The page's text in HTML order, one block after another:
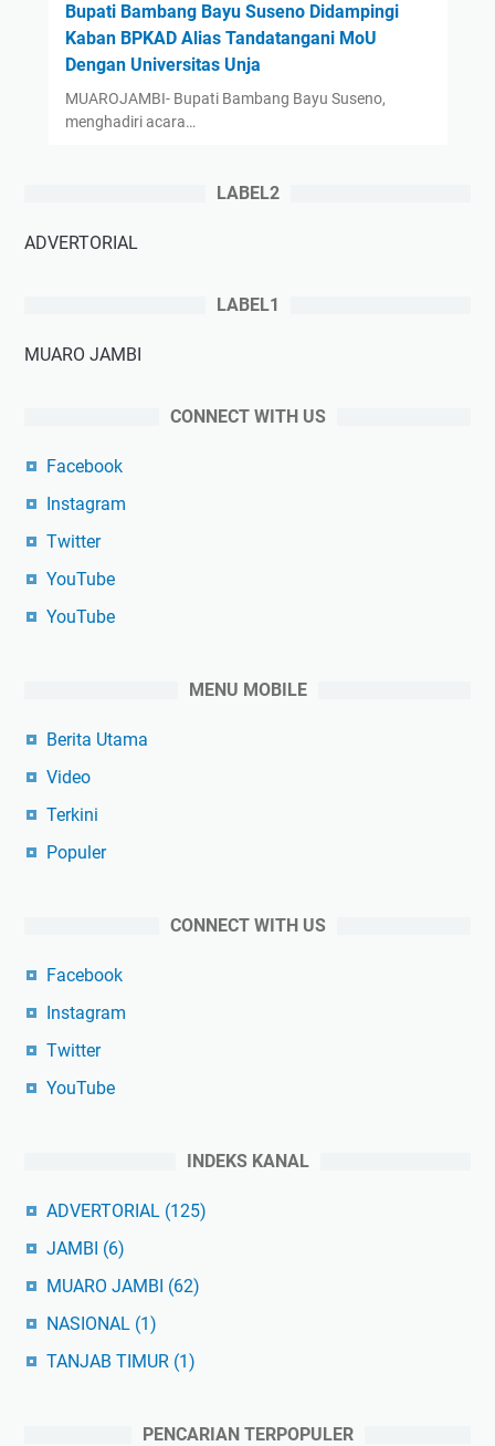
‎Bupati Bambang Bayu Suseno Didampingi
Kaban BPKAD Alias Tandatangani MoU
Dengan Universitas Unja ‎ ‎
‎MUAROJAMBI- Bupati Bambang Bayu Suseno,
menghadiri acara…
LABEL2
ADVERTORIAL
LABEL1
MUARO JAMBI
CONNECT WITH US
Facebook
Instagram
Twitter
YouTube
YouTube
MENU MOBILE
Berita Utama
Video
Terkini
Populer
CONNECT WITH US
Facebook
Instagram
Twitter
YouTube
INDEKS KANAL
ADVERTORIAL (125)
JAMBI (6)
MUARO JAMBI (62)
NASIONAL (1)
TANJAB TIMUR (1)
PENCARIAN TERPOPULER